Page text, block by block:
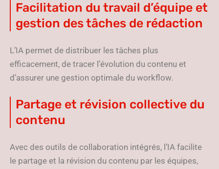
Facilitation du travail d’équipe et
gestion des tâches de rédaction
L’IA permet de distribuer les tâches plus
efficacement, de tracer l’évolution du contenu et
d’assurer une gestion optimale du workflow.
Partage et révision collective du
contenu
Avec des outils de collaboration intégrés, l’IA facilite
le partage et la révision du contenu par les équipes,